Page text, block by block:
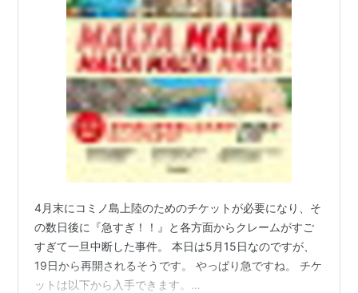
4月末にコミノ島上陸のためのチケットが必要になり、そ
の数日後に『急すぎ！！』と各方面からクレームがすご
すぎて一旦中断した事件。 本日は5月15日なのですが、
19日から再開されるそうです。 やっぱり急ですね。 チケ
ットは以下から入手できます。